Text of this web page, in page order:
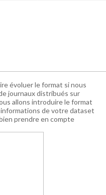
évoluer le format si nous
journaux distribués sur
allons introduire le format
de votre dataset
prendre en compte